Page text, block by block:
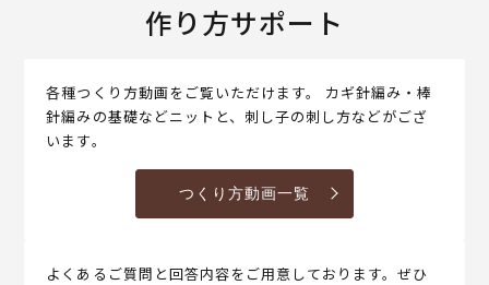
作り方サポート
各種つくり方動画をご覧いただけます。 カギ針編み・棒
針編みの基礎などニットと、刺し子の刺し方などがござ
います。
つくり方動画一覧
よくあるご質問と回答内容をご用意しております。ぜひ